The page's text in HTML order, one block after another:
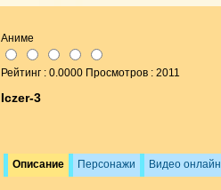
Аниме
Рейтинг : 0.0000 Просмотров : 2011
Iczer-3
Описание Персонажи
Видео онлайн